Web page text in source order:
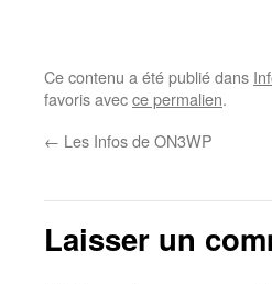
Ce contenu a été publié dans
favoris avecce permalien.
← Les Infos de ON3WP
Laisser un